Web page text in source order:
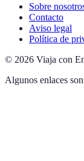
Sobre
Contacto
Aviso legal
Política de
© 2026 Viaja con
Algunos enlaces